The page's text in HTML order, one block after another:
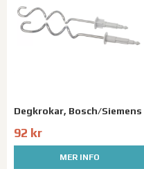
Degkrokar, Bosch/Siemens
92 kr
MER INFO